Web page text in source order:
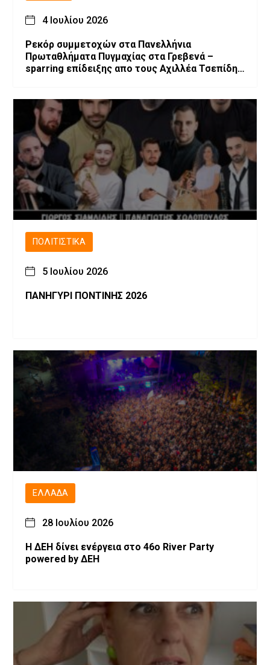
4 Ιουλίου 2026
Ρεκόρ συμμετοχών στα Πανελλήνια
Πρωταθλήματα Πυγμαχίας στα Γρεβενά –
sparring επίδειξης απο τους Αχιλλέα Τσεπίδη
ΠΟΛΙΤΙΣΤΙΚΆ
5 Ιουλίου 2026
ΠΑΝΗΓΥΡΙ ΠΟΝΤΙΝΗΣ 2026
ΕΛΛΆΔΑ
28 Ιουλίου 2026
Η ΔΕΗ δίνει ενέργεια στο 46ο River Party
powered by ΔΕΗ